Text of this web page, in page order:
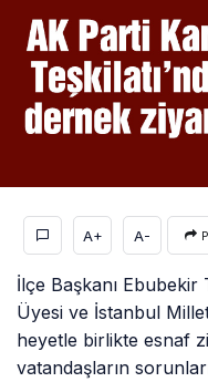
A+ A-
İlçe Başkanı
Üyesi ve İstanbul
heyetle birlikte esnaf
vatandaşların